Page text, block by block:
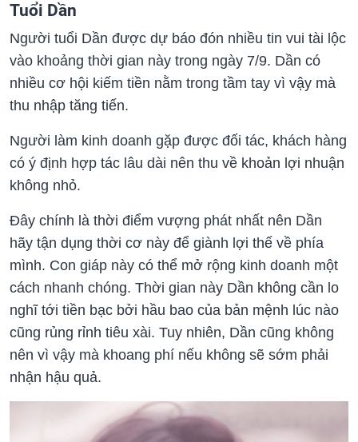
Tuổi Dần
Người tuổi Dần được dự báo đón nhiều tin vui tài lộc
vào khoảng thời gian này trong ngày 7/9. Dần có
nhiều cơ hội kiếm tiền nằm trong tầm tay vì vậy mà
thu nhập tăng tiến.
Người làm kinh doanh gặp được đối tác, khách hàng
có ý định hợp tác lâu dài nên thu về khoản lợi nhuận
không nhỏ.
Đây chính là thời điểm vượng phát nhất nên Dần
hãy tận dụng thời cơ này để giành lợi thế về phía
mình. Con giáp này có thể mở rộng kinh doanh một
cách nhanh chóng. Thời gian này Dần không cần lo
nghĩ tới tiền bạc bởi hầu bao của bản mệnh lúc nào
cũng rủng rỉnh tiêu xài. Tuy nhiên, Dần cũng không
nên vì vậy mà khoang phí nếu không sẽ sớm phải
nhận hậu quả.